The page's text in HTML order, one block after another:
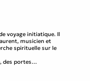
voyage initiatique. Il
musicien et
spirituelle sur le
des portes
dehors des circuits